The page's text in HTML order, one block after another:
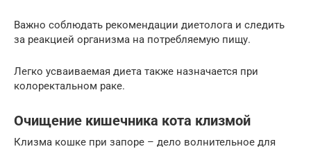
Важно соблюдать рекомендации диетолога и следить
за реакцией организма на потребляемую пищу.
Легко усваиваемая диета также назначается при
колоректальном раке.
Очищение кишечника кота клизмой
Клизма кошке при запоре – дело волнительное для